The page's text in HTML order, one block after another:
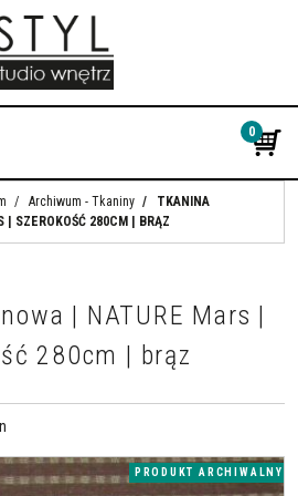
0
/ Archiwum - Tkaniny /
TKANINA
| SZEROKOŚĆ 280CM | BRĄZ
| NATURE Mars |
280cm | brąz
PRODUKT ARCHIWALNY